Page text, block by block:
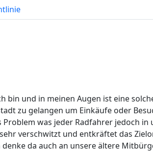
und in meinen Augen ist eine
zu gelangen um Einkäufe oder
was jeder Radfahrer jedoch
verschwitzt und entkräftet das
da auch an unsere ältere